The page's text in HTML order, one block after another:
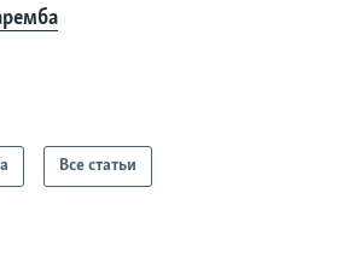
Все статьи